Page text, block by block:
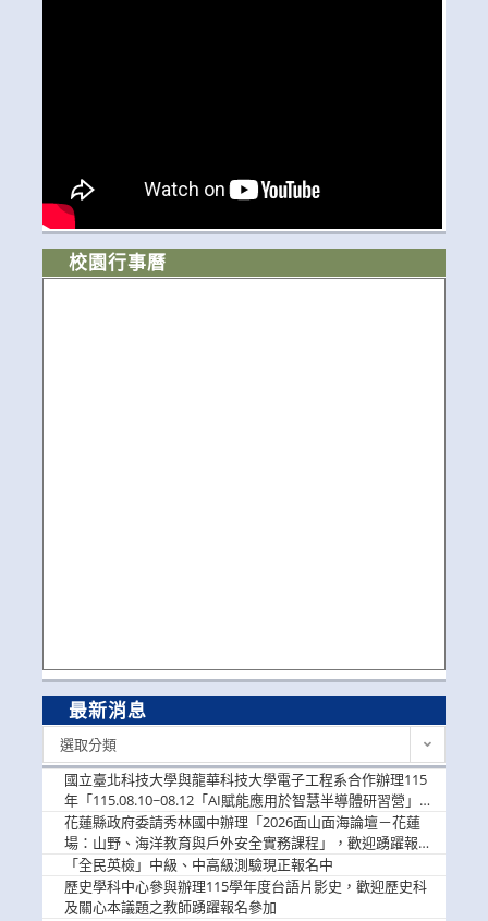
校園行事曆
最新消息
選取分類
國立臺北科技大學與龍華科技大學電子工程系合作辦理115
年「115.08.10~08.12「AI賦能應用於智慧半導體研習營」，
歡迎學生踴躍報名參加
花蓮縣政府委請秀林國中辦理「2026面山面海論壇－花蓮
場：山野、海洋教育與戶外安全實務課程」，歡迎踴躍報名
參加
「全民英檢」中級、中高級測驗現正報名中
歷史學科中心參與辦理115學年度台語片影史，歡迎歷史科
及關心本議題之教師踴躍報名參加